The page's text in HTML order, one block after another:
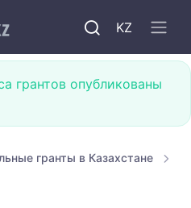
KZ
грантов опубликованы
гранты в Казахстане